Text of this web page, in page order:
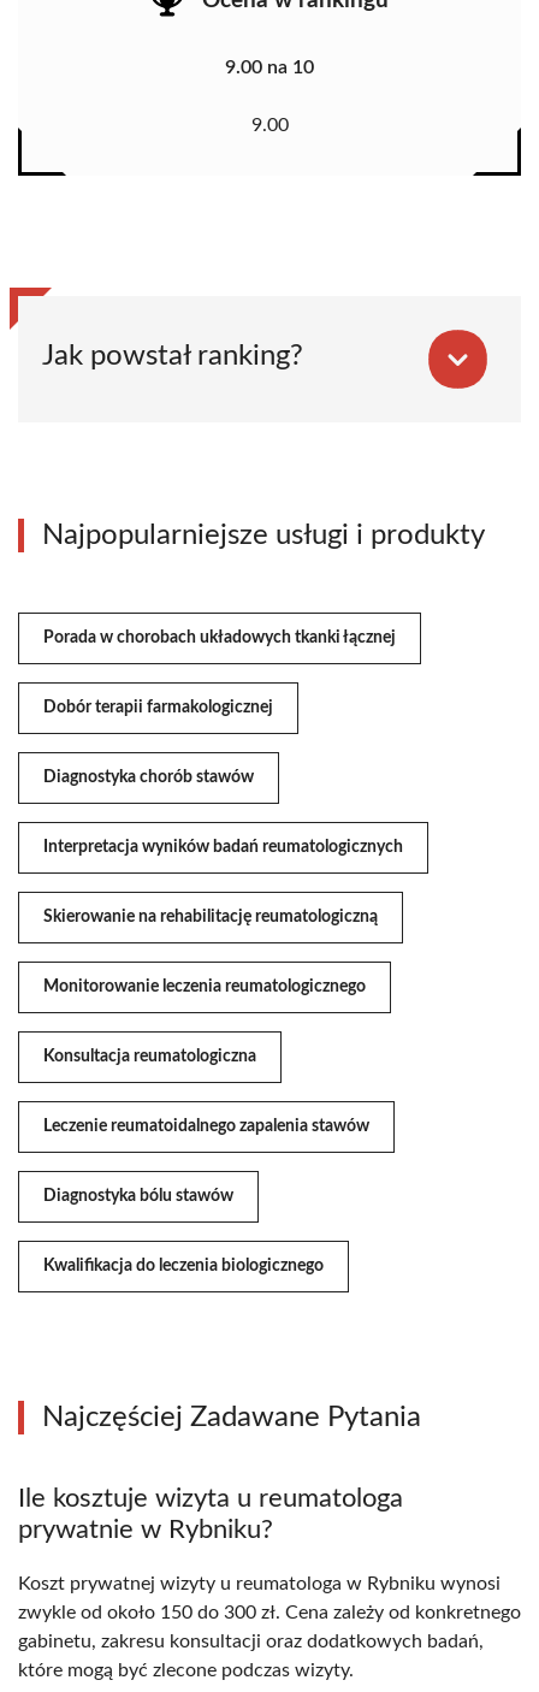
9.00 na 10
9.00
Jak powstał ranking?
Najpopularniejsze usługi i produkty
Porada w chorobach układowych tkanki łącznej
Dobór terapii farmakologicznej
Diagnostyka chorób stawów
Interpretacja wyników badań reumatologicznych
Skierowanie na rehabilitację reumatologiczną
Monitorowanie leczenia reumatologicznego
Konsultacja reumatologiczna
Leczenie reumatoidalnego zapalenia stawów
Diagnostyka bólu stawów
Kwalifikacja do leczenia biologicznego
Najczęściej Zadawane Pytania
Ile kosztuje wizyta u reumatologa
prywatnie w Rybniku?
Koszt prywatnej wizyty u reumatologa w Rybniku wynosi
zwykle od około 150 do 300 zł. Cena zależy od konkretnego
gabinetu, zakresu konsultacji oraz dodatkowych badań,
które mogą być zlecone podczas wizyty.